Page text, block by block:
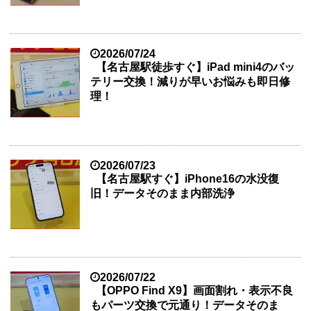
2026/07/24
【名古屋駅徒歩すぐ】iPad mini4のバッ
テリー交換！減りが早いお悩みも即日修
理！
2026/07/23
【名古屋駅すぐ】iPhone16の水没復
旧！データそのまま内部洗浄
2026/07/22
【OPPO Find X9】画面割れ・表示不良
もパーツ交換で元通り！データそのま